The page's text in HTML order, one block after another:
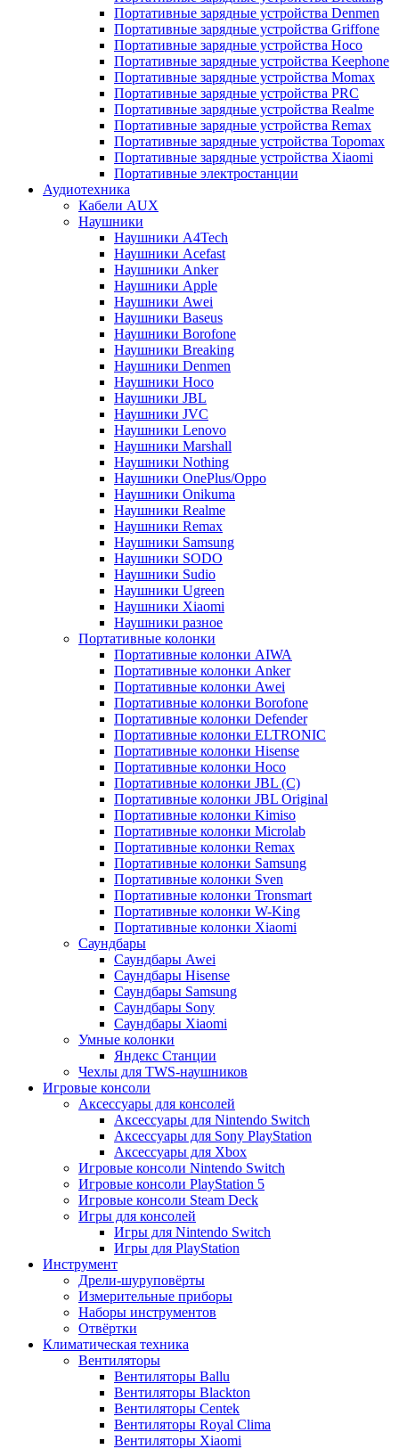
Портативные зарядные устройства Denmen
Портативные зарядные устройства Griffone
Портативные зарядные устройства Hoco
Портативные зарядные устройства Keephone
Портативные зарядные устройства Momax
Портативные зарядные устройства PRC
Портативные зарядные устройства Realme
Портативные зарядные устройства Remax
Портативные зарядные устройства Topomax
Портативные зарядные устройства Xiaomi
Портативные электростанции
Аудиотехника
Кабели AUX
Наушники
Наушники A4Tech
Наушники Acefast
Наушники Anker
Наушники Apple
Наушники Awei
Наушники Baseus
Наушники Borofone
Наушники Breaking
Наушники Denmen
Наушники Hoco
Наушники JBL
Наушники JVC
Наушники Lenovo
Наушники Marshall
Наушники Nothing
Наушники OnePlus/Oppo
Наушники Onikuma
Наушники Realme
Наушники Remax
Наушники Samsung
Наушники SODO
Наушники Sudio
Наушники Ugreen
Наушники Xiaomi
Наушники разное
Портативные колонки
Портативные колонки AIWA
Портативные колонки Anker
Портативные колонки Awei
Портативные колонки Borofone
Портативные колонки Defender
Портативные колонки ELTRONIC
Портативные колонки Hisense
Портативные колонки Hoco
Портативные колонки JBL (C)
Портативные колонки JBL Original
Портативные колонки Kimiso
Портативные колонки Microlab
Портативные колонки Remax
Портативные колонки Samsung
Портативные колонки Sven
Портативные колонки Tronsmart
Портативные колонки W-King
Портативные колонки Xiaomi
Саундбары
Саундбары Awei
Саундбары Hisense
Саундбары Samsung
Саундбары Sony
Саундбары Xiaomi
Умные колонки
Яндекс Станции
Чехлы для TWS-наушников
Игровые консоли
Аксессуары для консолей
Аксессуары для Nintendo Switch
Аксессуары для Sony PlayStation
Аксессуары для Xbox
Игровые консоли Nintendo Switch
Игровые консоли PlayStation 5
Игровые консоли Steam Deck
Игры для консолей
Игры для Nintendo Switch
Игры для PlayStation
Инструмент
Дрели-шуруповёрты
Измерительные приборы
Наборы инструментов
Отвёртки
Климатическая техника
Вентиляторы
Вентиляторы Ballu
Вентиляторы Blackton
Вентиляторы Centek
Вентиляторы Royal Clima
Вентиляторы Xiaomi